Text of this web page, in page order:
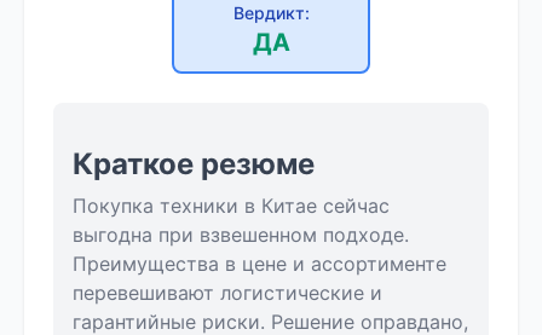
Вердикт:
ДА
Краткое резюме
Покупка техники в Китае сейчас
выгодна при взвешенном подходе.
Преимущества в цене и ассортименте
перевешивают логистические и
гарантийные риски. Решение оправдано,